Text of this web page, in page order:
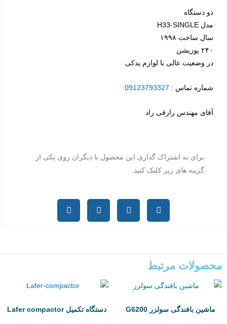
دو دستگاه
مدل H33-SINGLE
سال ساخت ۱۹۹۸
۲۴۰ پوزیشن
در وضعیت عالی با لوازم یدکی
شماره تماس : 09123793327
آقای مهندس رازقی راد
برای به اشتراک گذاری این محصول با دیگران روی یکی از
گزینه های زیر کلیک کنید.
محصولات مرتبط
ماشین بافندگی سولزر G6200 دستگاه تکمیل Lafer compactor